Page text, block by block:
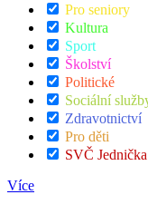
Pro seniory
Kultura
Sport
Školství
Politické
Sociální
Zdravotnictví
Pro děti
SVČ Jednička
Více